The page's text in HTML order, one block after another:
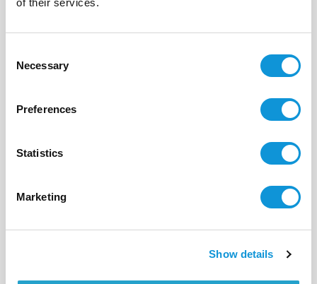
Selection
Necessary
Preferences
Statistics
Marketing
Show details